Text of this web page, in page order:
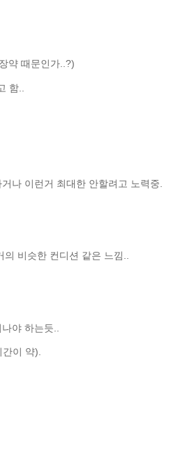
약 때문인가..?)
함..
나 이런거 최대한 안할려고 노력중.
의 비슷한 컨디션 같은 느낌..
야 하는듯..
이 약).